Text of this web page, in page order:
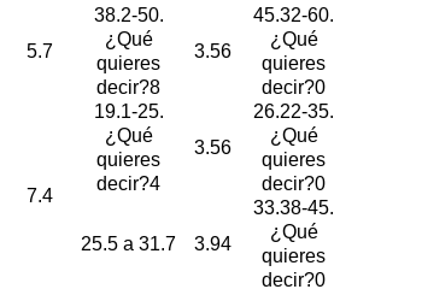
5.7
38.2-50.
¿Qué
quieres
decir?8
3.56
45.32-60.
¿Qué
quieres
decir?0
7.4
19.1-25.
¿Qué
quieres
decir?4
3.56
26.22-35.
¿Qué
quieres
decir?0
25.5 a 31.7 3.94
33.38-45.
¿Qué
quieres
decir?0